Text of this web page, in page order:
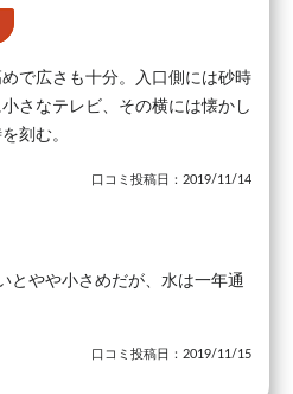
で広さも十分。入口側には砂時
さなテレビ、その横には懐かし
刻む。
口コミ投稿日：2019/11/14
とやや小さめだが、水は一年通
口コミ投稿日：2019/11/15